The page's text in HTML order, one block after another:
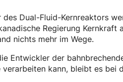
Dual-Fluid-Kernreaktors
Regierung
nichts mehr im Wege.
Entwickler der
verarbeiten kann, bleibt es